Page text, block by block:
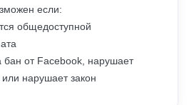
если:
общедоступной
бан от Facebook, нарушает
нарушает закон